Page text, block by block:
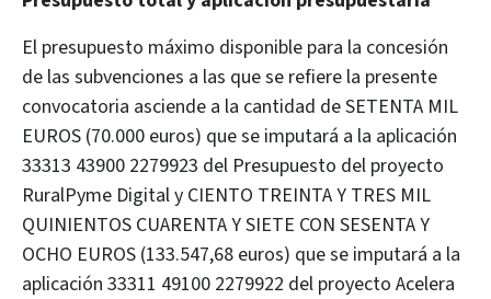
El presupuesto máximo disponible para la concesión
de las subvenciones a las que se refiere la presente
convocatoria asciende a la cantidad de SETENTA MIL
EUROS (70.000 euros) que se imputará a la aplicación
33313 43900 2279923 del Presupuesto del proyecto
RuralPyme Digital y CIENTO TREINTA Y TRES MIL
QUINIENTOS CUARENTA Y SIETE CON SESENTA Y
OCHO EUROS (133.547,68 euros) que se imputará a la
aplicación 33311 49100 2279922 del proyecto Acelera